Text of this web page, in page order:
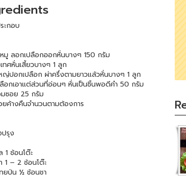
ะกอบ
มู ลอกเปลือกออกหั่นบางๆ 150 กรัม
เทศหั่นเสี้ยวบางๆ 1 ลูก
ญ่ปอกเปลือก ผ่าครึ่งตามยาวแล้วหั่นบางๆ 1 ลูก
ลือกเอาแต่ส่วนที่อ่อนๆ หั่นเป็นชิ้นพอดีคำ 50 กรัม
ซอย 25 กรัม
ยค้างคืนจำนวนตามต้องการ
ปรุง
1 ช้อนโต๊ะ
1 – 2 ช้อนโต๊ะ
ยป่น ½ ช้อนชา